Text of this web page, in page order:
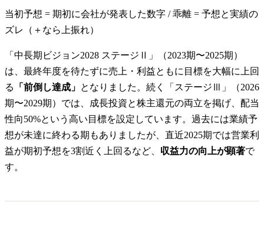
当初予想 = 期初に会社が発表した数字 / 乖離 = 予想と実績の
ズレ（＋なら上振れ）
「中長期ビジョン2028 ステージⅡ」（2023期〜2025期）
は、最終年度を待たずに売上・利益ともに目標を大幅に上回
る
「前倒し達成」 となりました。続く「ステージⅢ」（2026
期〜2029期）では、成長投資と株主還元の両立を掲げ、配当
性向50%という高い目標を設定しています。過去には業績予
想が未達に終わる期もありましたが、直近2025期では営業利
益が期初予想を3割近く上回るなど、 収益力の向上が顕著で
す。